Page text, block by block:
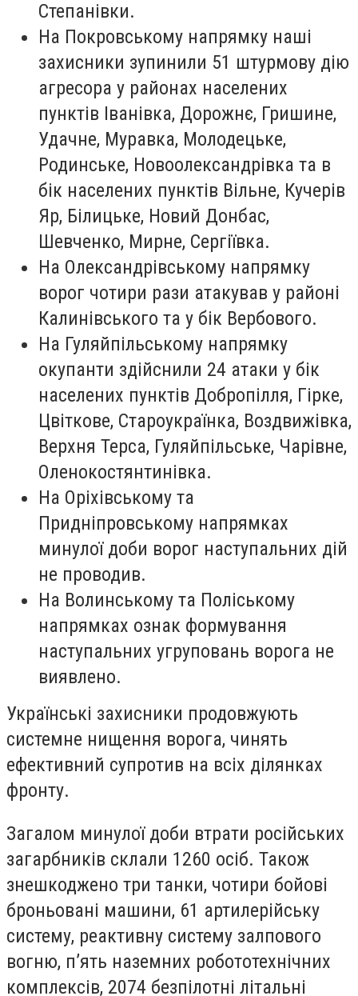
Степанівки.
На Покровському напрямку наші
захисники зупинили 51 штурмову дію
агресора у районах населених
пунктів Іванівка, Дорожнє, Гришине,
Удачне, Муравка, Молодецьке,
Родинське, Новоолександрівка та в
бік населених пунктів Вільне, Кучерів
Яр, Білицьке, Новий Донбас,
Шевченко, Мирне, Сергіївка.
На Олександрівському напрямку
ворог чотири рази атакував у районі
Калинівського та у бік Вербового.
На Гуляйпільському напрямку
окупанти здійснили 24 атаки у бік
населених пунктів Добропілля, Гірке,
Цвіткове, Староукраїнка, Воздвижівка,
Верхня Терса, Гуляйпільське, Чарівне,
Оленокостянтинівка.
На Оріхівському та
Придніпровському напрямках
минулої доби ворог наступальних дій
не проводив.
На Волинському та Поліському
напрямках ознак формування
наступальних угруповань ворога не
виявлено.
Українські захисники продовжують
системне нищення ворога, чинять
ефективний супротив на всіх ділянках
фронту.
Загалом минулої доби втрати російських
загарбників склали 1260 осіб. Також
знешкоджено три танки, чотири бойові
броньовані машини, 61 артилерійську
систему, реактивну систему залпового
вогню, п’ять наземних робототехнічних
комплексів, 2074 безпілотні літальні